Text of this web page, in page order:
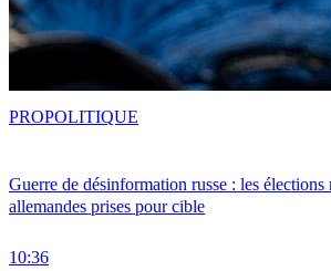
Guerre de désinformation russe : les élections
allemandes prises pour cible
10:36
PROPOLITIQUE